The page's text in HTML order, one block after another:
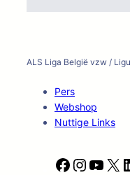
ALS Liga België vzw /
Pers
Webshop
Nuttige Links
F
I
Y
X